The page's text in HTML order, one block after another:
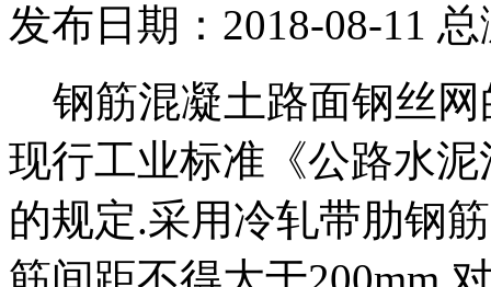
发布日期：2018-08-11
钢筋混凝土路面钢丝网
现行工业标准《公路水
的规定.采用冷轧带肋钢